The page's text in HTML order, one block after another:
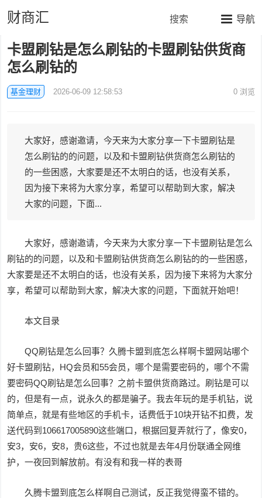
财商汇 导航
搜索
卡盟刷钻是怎么刷钻的卡盟刷钻供货商
怎么刷钻的
基金理财 2026-06-09 12:58:53 0浏览
大家好，感谢邀请，今天来为大家分享一下卡盟刷钻是
怎么刷钻的的问题，以及和卡盟刷钻供货商怎么刷钻的
的一些困惑，大家要是还不太明白的话，也没有关系，
因为接下来将为大家分享，希望可以帮助到大家，解决
大家的问题，下面...
大家好，感谢邀请，今天来为大家分享一下卡盟刷钻是怎么
刷钻的的问题，以及和卡盟刷钻供货商怎么刷钻的的一些困惑，
大家要是还不太明白的话，也没有关系，因为接下来将为大家分
享，希望可以帮助到大家，解决大家的问题，下面就开始吧！
本文目录
QQ刷钻是怎么回事？久腾卡盟到底怎么样啊卡盟网站哪个
好卡盟刷钻，HQ会员和55会员，哪个是需要密码的，哪个不需
要密码QQ刷钻是怎么回事？之前卡盟供货商路过。刷钻是可以
的，但是有一点，说永久的都是骗子。我去年玩的是手机钻，说
简单点，就是有些地区的手机卡，话费低于10块开钻不扣费，发
送代码到106617005890这些端口，根据回复弄就行了，像安0，
安3，安6，安8，贵6这些，不过也就是去年4月份联通全网维
护，一夜回到解放前。有没有和我一样的表哥
久腾卡盟到底怎么样啊自己测试，反正我觉得蛮不错的。